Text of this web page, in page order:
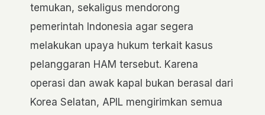
temukan, sekaligus mendorong
pemerintah Indonesia agar segera
melakukan upaya hukum terkait kasus
pelanggaran HAM tersebut. Karena
operasi dan awak kapal bukan berasal dari
Korea Selatan, APIL mengirimkan semua